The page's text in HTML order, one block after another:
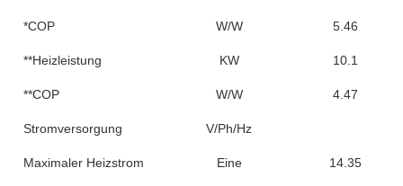
*COP W/W 5.46
**Heizleistung KW 10.1
**COP W/W 4.47
Stromversorgung V/Ph/Hz
Maximaler Heizstrom Eine 14.35